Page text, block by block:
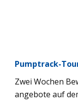
Pump­track-
Zwei Wochen
an­ge­bote auf